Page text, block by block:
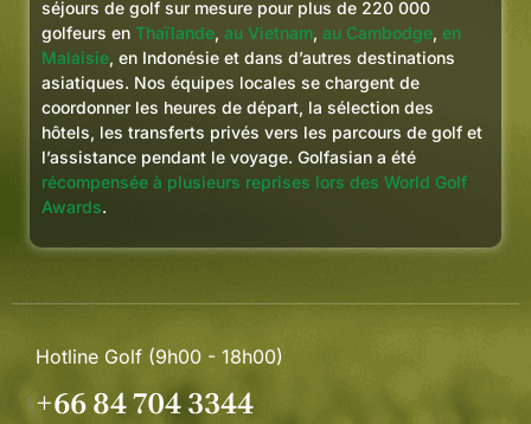
séjours de golf sur mesure pour plus de 220 000
golfeurs en Thaïlande, au Vietnam, au Cambodge, en
Malaisie, en Indonésie et dans d’autres destinations
asiatiques. Nos équipes locales se chargent de
coordonner les heures de départ, la sélection des
hôtels, les transferts privés vers les parcours de golf et
l’assistance pendant le voyage. Golfasian a été
récompensée à plusieurs reprises lors des World Golf
Awards.
Hotline Golf (9h00 - 18h00)
+66 84 704 3344